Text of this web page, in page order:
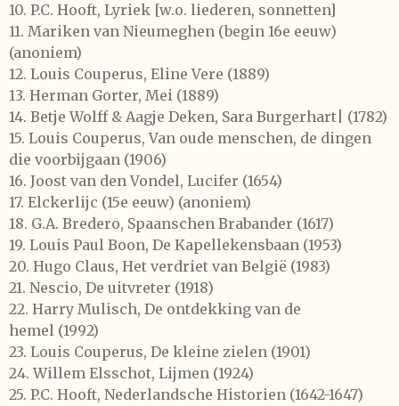
10. P.C. Hooft, Lyriek [w.o. liederen, sonnetten]
11. Mariken van Nieumeghen (begin 16e eeuw)
(anoniem)
12. Louis Couperus, Eline Vere (1889)
13. Herman Gorter, Mei (1889)
14. Betje Wolff & Aagje Deken, Sara Burgerhart|
(1782)
15. Louis Couperus, Van oude menschen, de dingen
die voorbijgaan (1906)
16. Joost van den Vondel, Lucifer (1654)
17. Elckerlijc (15e eeuw) (anoniem)
18. G.A. Bredero, Spaanschen Brabander (1617)
19. Louis Paul Boon, De Kapellekensbaan (1953)
20. Hugo Claus, Het verdriet van België (1983)
21. Nescio, De uitvreter (1918)
22. Harry Mulisch, De ontdekking van de
hemel (1992)
23. Louis Couperus, De kleine zielen (1901)
24. Willem Elsschot, Lijmen (1924)
25. P.C. Hooft, Nederlandsche Historien (1642-1647)